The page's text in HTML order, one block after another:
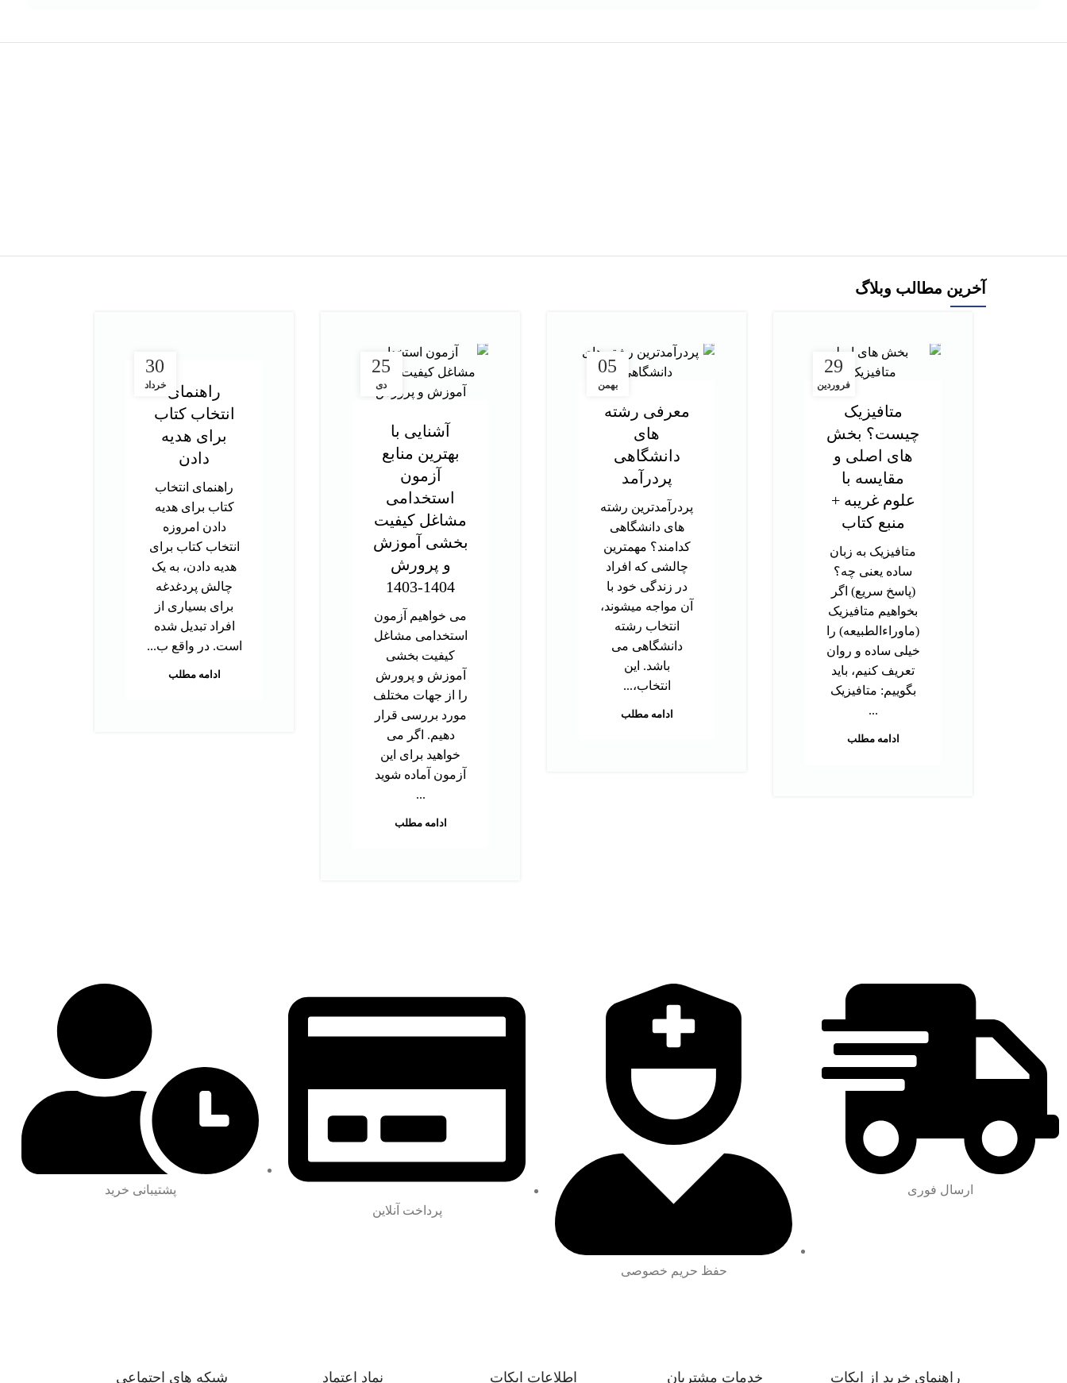
آخرین مطالب وبلاگ
29
فروردین
متافیزیک
چیست؟ بخش
های اصلی و
مقایسه با
علوم غریبه +
منبع کتاب
متافیزیک به زبان
ساده یعنی چه؟
(پاسخ سریع) اگر
بخواهیم متافیزیک
(ماوراءالطبیعه) را
خیلی ساده و روان
تعریف کنیم، باید
بگوییم: متافیزیک
...
ادامه مطلب
05
بهمن
معرفی رشته
های
دانشگاهی
پردرآمد
پردرآمدترین رشته
های دانشگاهی
کدامند؟ مهمترین
چالشی که افراد
در زندگی خود با
آن مواجه میشوند،
انتخاب رشته
دانشگاهی می
باشد. این
انتخاب،...
ادامه مطلب
25
دی
آشنایی با
بهترین منابع
آزمون
استخدامی
مشاغل کیفیت
بخشی آموزش
و پرورش
1404-1403
می خواهیم آزمون
استخدامی مشاغل
کیفیت بخشی
آموزش و پرورش
را از جهات مختلف
مورد بررسی قرار
دهیم. اگر می
خواهید برای این
آزمون آماده شوید
...
ادامه مطلب
30
خرداد
راهنمای
انتخاب کتاب
برای هدیه
دادن
راهنمای انتخاب
کتاب برای هدیه
دادن امروزه
انتخاب کتاب برای
هدیه دادن، به یک
چالش پردغدغه
برای بسیاری از
افراد تبدیل شده
است. در واقع ب...
ادامه مطلب
ارسال فوری
حفظ حریم خصوصی
پرداخت آنلاین
پشتیبانی خرید
راهنمای خرید از ایکات خدمات مشتریان اطلاعات ایکات نماد اعتماد شبکه های اجتماعی